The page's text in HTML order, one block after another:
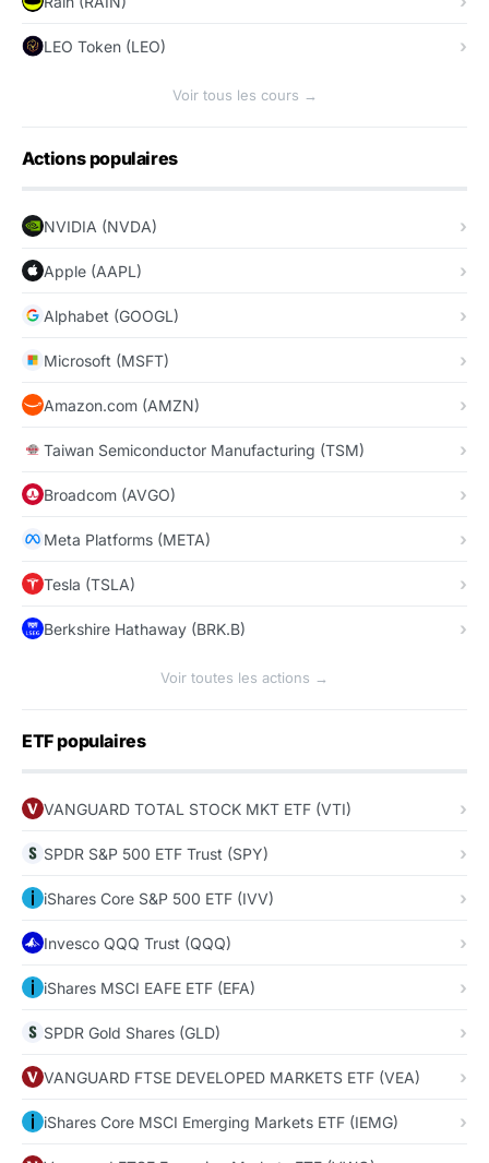
LEO Token (LEO)
Voir tous les cours →
Actions populaires
NVIDIA (NVDA)
Apple (AAPL)
Alphabet (GOOGL)
Microsoft (MSFT)
Amazon.com (AMZN)
Taiwan Semiconductor Manufacturing (TSM)
Broadcom (AVGO)
Meta Platforms (META)
Tesla (TSLA)
Berkshire Hathaway (BRK.B)
Voir toutes les actions →
ETF populaires
VANGUARD TOTAL STOCK MKT ETF (VTI)
SPDR S&P 500 ETF Trust (SPY)
iShares Core S&P 500 ETF (IVV)
Invesco QQQ Trust (QQQ)
iShares MSCI EAFE ETF (EFA)
SPDR Gold Shares (GLD)
VANGUARD FTSE DEVELOPED MARKETS ETF (VEA)
iShares Core MSCI Emerging Markets ETF (IEMG)